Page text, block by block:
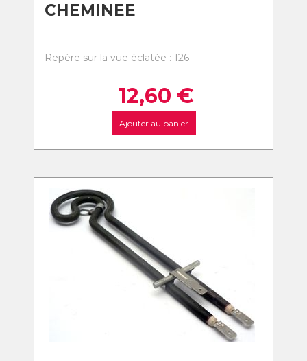
CHEMINEE
Repère sur la vue éclatée : 126
12,60 €
Ajouter au panier